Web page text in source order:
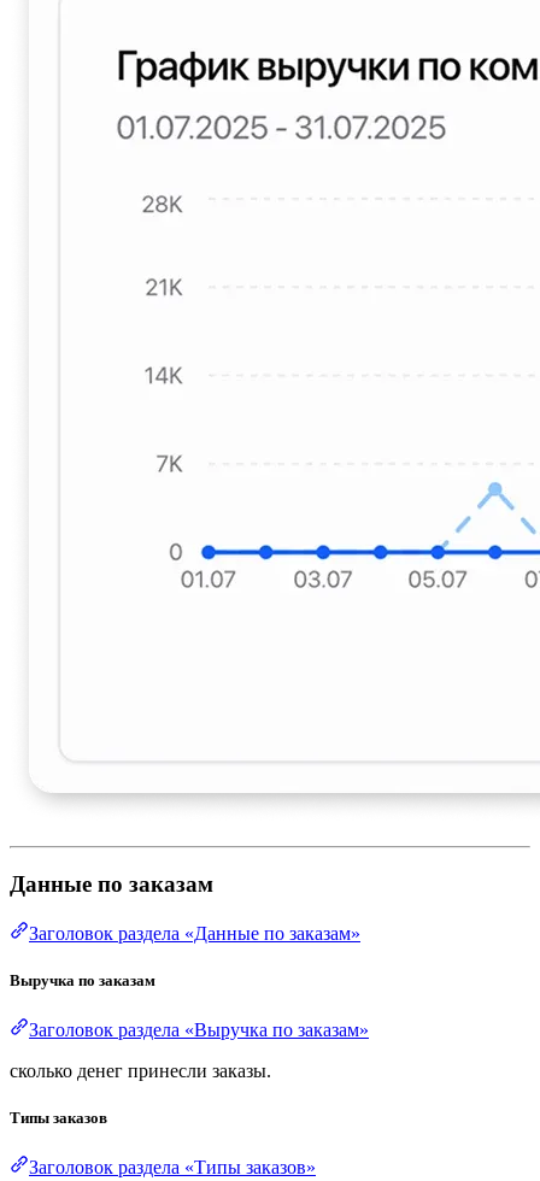
Данные по заказам
Заголовок раздела «Данные по заказам»
Выручка по заказам
Заголовок раздела «Выручка по заказам»
сколько денег принесли заказы.
Типы заказов
Заголовок раздела «Типы заказов»